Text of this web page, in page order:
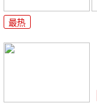
最热